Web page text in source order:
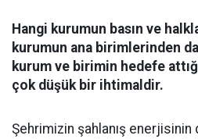
Hangi kurumun basın ve
kurumun ana birimlerinden
kurum ve birimin hedefe
çok düşük bir ihtimaldir.
​Şehrimizin şahlanış